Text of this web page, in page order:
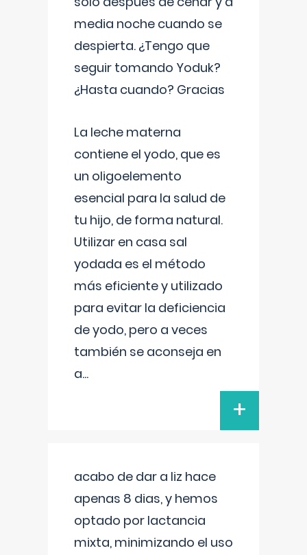
media noche cuando se
despierta. ¿Tengo que
seguir tomando Yoduk?
¿Hasta cuando? Gracias
La leche materna
contiene el yodo, que es
un oligoelemento
esencial para la salud de
tu hijo, de forma natural.
Utilizar en casa sal
yodada es el método
más eficiente y utilizado
para evitar la deficiencia
de yodo, pero a veces
también se aconseja en
a...
+
acabo de dar a liz hace
apenas 8 dias, y hemos
optado por lactancia
mixta, minimizando el uso